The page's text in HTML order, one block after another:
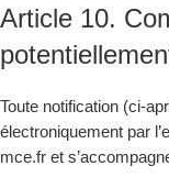
Article 10.
Toute notification (ci-
électroniquement par
mce.fr et